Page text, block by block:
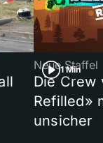
1 Min
Neue Staffel
Die Crew
Refilled»
unsicher